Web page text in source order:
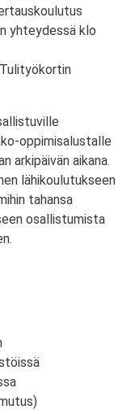
yhteydessä klo
oppimisalustalle
arkipäivän aikana.
lähikoulutukseen
tahansa
osallistumista